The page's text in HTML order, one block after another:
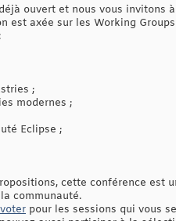
ouvert et nous vous
est axée sur les Working
;
modernes ;
Eclipse ;
cette conférence est
communauté.
voter pour les sessions qui vous